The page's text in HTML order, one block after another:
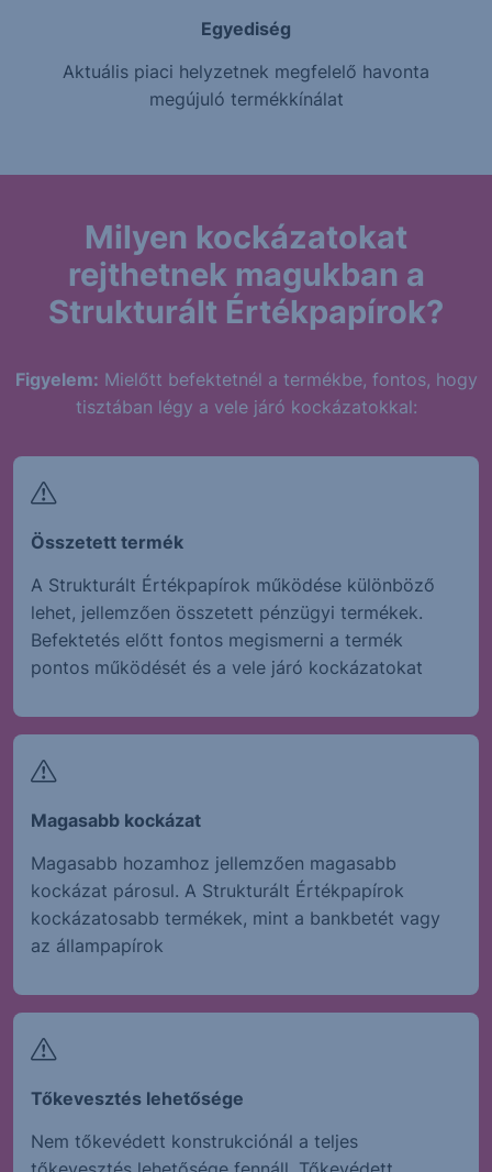
Egyediség
Aktuális piaci helyzetnek megfelelő havonta
megújuló termékkínálat
Milyen kockázatokat
rejthetnek magukban a
Strukturált Értékpapírok?
Figyelem: Mielőtt befektetnél a termékbe, fontos, hogy
tisztában légy a vele járó kockázatokkal:
Összetett termék
A Strukturált Értékpapírok működése különböző
lehet, jellemzően összetett pénzügyi termékek.
Befektetés előtt fontos megismerni a termék
pontos működését és a vele járó kockázatokat
Magasabb kockázat
Magasabb hozamhoz jellemzően magasabb
kockázat párosul. A Strukturált Értékpapírok
kockázatosabb termékek, mint a bankbetét vagy
az állampapírok
Tőkevesztés lehetősége
Nem tőkevédett konstrukciónál a teljes